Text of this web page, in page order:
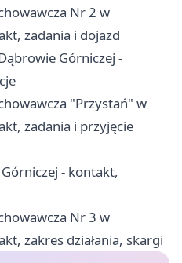
Nr 2 w
zadania i dojazd
Górniczej -
"Przystań" w
zadania i przyjęcie
- kontakt,
Nr 3 w
zakres działania, skargi